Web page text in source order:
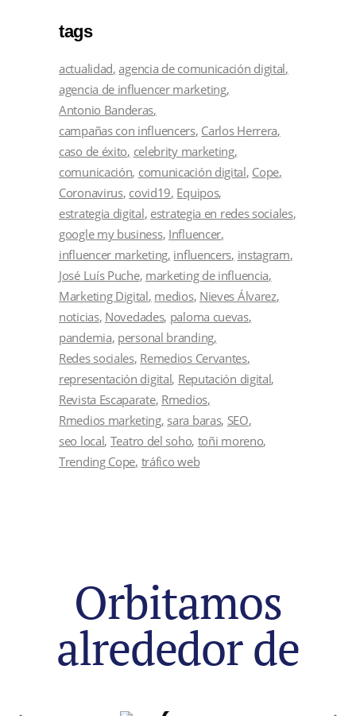
tags
actualidad agencia de comunicación digital
agencia de influencer marketing
Antonio Banderas
campañas con influencers Carlos Herrera
caso de éxito celebrity marketing
comunicación comunicación digital Cope
Coronavirus covid19 Equipos
estrategia digital estrategia en redes sociales
google my business Influencer
influencer marketing influencers instagram
José Luís Puche marketing de influencia
Marketing Digital medios Nieves Álvarez
noticias Novedades paloma cuevas
pandemia personal branding
Redes sociales Remedios Cervantes
representación digital Reputación digital
Revista Escaparate Rmedios
Rmedios marketing sara baras SEO
seo local Teatro del soho toñi moreno
Trending Cope tráfico web
Orbitamos
alrededor de